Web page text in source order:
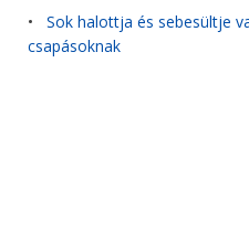
• Sok halottja és sebesültje
csapásoknak